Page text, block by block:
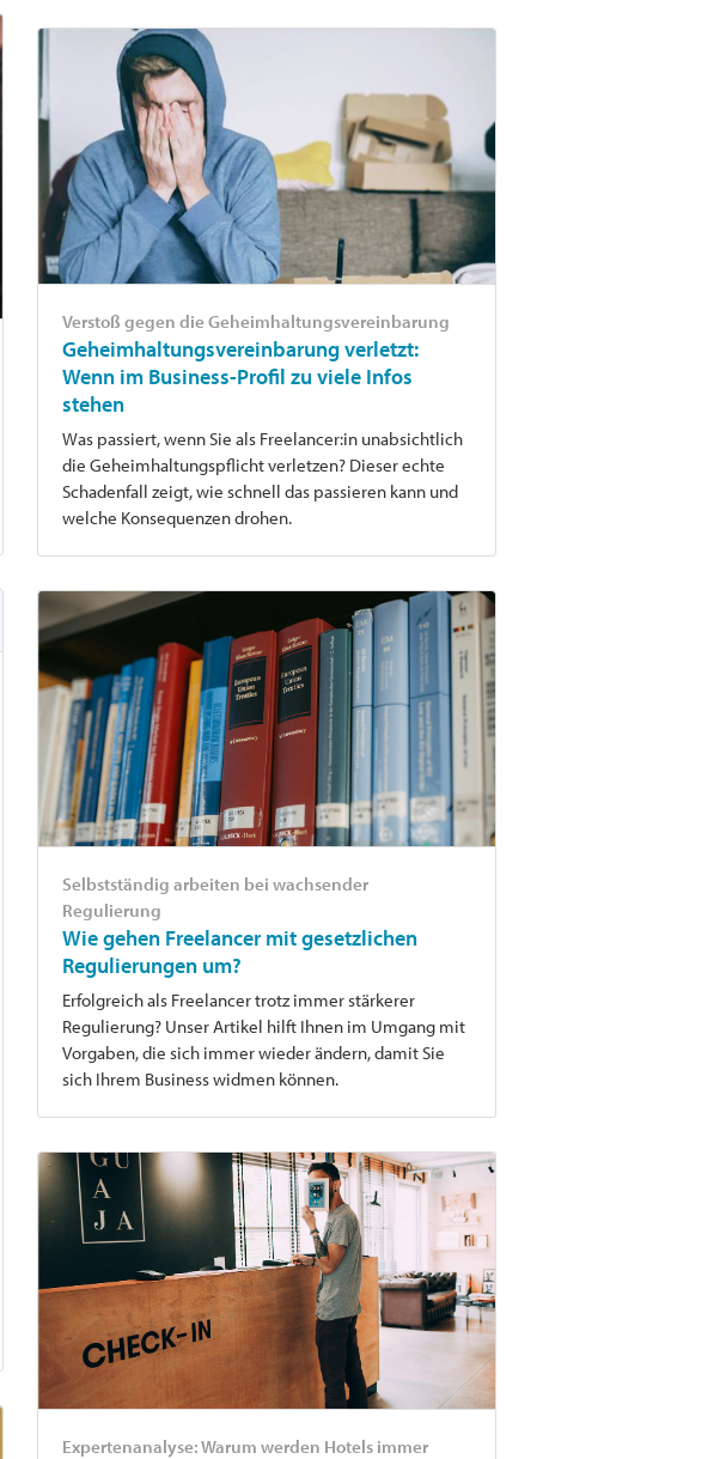
Verstoß gegen die Geheimhaltungsvereinbarung
Geheimhaltungsvereinbarung verletzt:
Wenn im Business-Profil zu viele Infos
stehen
Was passiert, wenn Sie als Freelancer:in unabsichtlich
die Geheimhaltungspflicht verletzen? Dieser echte
Schadenfall zeigt, wie schnell das passieren kann und
welche Konsequenzen drohen.
Selbstständig arbeiten bei wachsender
Regulierung
Wie gehen Freelancer mit gesetzlichen
Regulierungen um?
Erfolgreich als Freelancer trotz immer stärkerer
Regulierung? Unser Artikel hilft Ihnen im Umgang mit
Vorgaben, die sich immer wieder ändern, damit Sie
sich Ihrem Business widmen können.
Expertenanalyse: Warum werden Hotels immer